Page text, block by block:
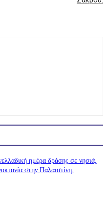
ημέρα δράσης σε νησιά,
στην Παλαιστίνη.